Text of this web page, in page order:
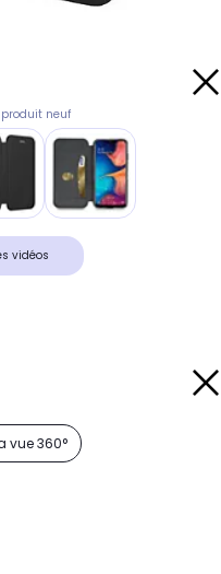
neuf
vidéos
vue 360°